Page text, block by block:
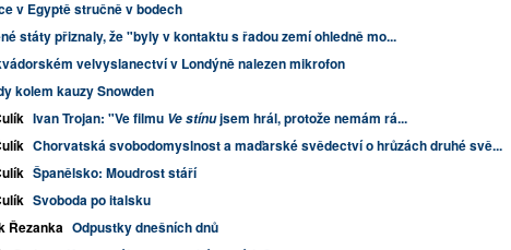
v Egyptě stručně v bodech
státy přiznaly, že "byly v kontaktu s řadou zemí ohledně mo...
velvyslanectví v Londýně nalezen mikrofon
kolem kauzy Snowden
Ivan Trojan: "Ve filmu Ve stínujsem hrál, protože nemám rá...
Chorvatská svobodomyslnost a maďarské svědectví o hrůzách druhé svě...
Španělsko: Moudrost stáří
Svoboda po italsku
Řezanka Odpustky dnešních dnů